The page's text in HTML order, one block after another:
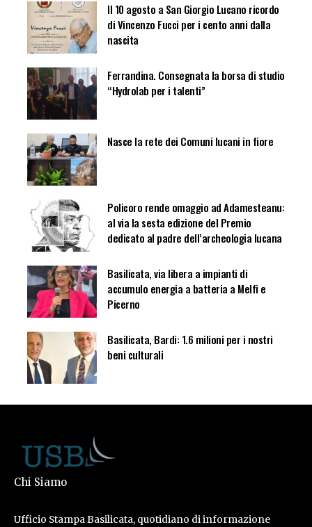
Il 10 agosto a San Giorgio Lucano ricordo
di Vincenzo Fucci per i cento anni dalla
nascita
Ferrandina. Consegnata la borsa di studio
“Hydrolab per i talenti”
Nasce la rete dei Comuni lucani in fiore
Policoro rende omaggio ad Adamesteanu:
al via la sesta edizione del Premio
dedicato al padre dell’archeologia lucana
Basilicata, via libera a impianti di
accumulo energia a batteria a Melfi e
Picerno
Basilicata, Bardi: 1.6 milioni per i nostri
beni culturali
Chi Siamo
Ufficio Stampa Basilicata, quotidiano di informazione